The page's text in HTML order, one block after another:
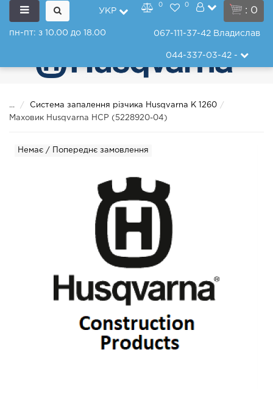
: 0
УКР
0 0
пн-пт: з 10.00 до 18.00 067-111-37-42 Владислав
044-337-03-42-
...
Система запалення різчика Husqvarna K 1260
Маховик Husqvarna HCP (5228920-04)
Немає / Попереднє замовлення